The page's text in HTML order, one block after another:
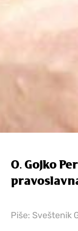
O. Gojko
Piše: Sveštenik